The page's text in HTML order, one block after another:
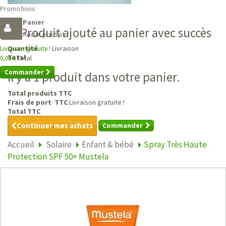
Promotions
Panier
Aucun produit
Livraison gratuite ! Livraison
0,00 €Total
Commander
Produit ajouté au panier avec succès
Quantité
Total
Il y a 1 produit dans votre panier.
Total produits TTC
Frais de port TTCLivraison gratuite !
Total TTC
Continuer mes achats Commander
Accueil Solaire Enfant & bébé
Spray Très Haute
Protection SPF 50+ Mustela